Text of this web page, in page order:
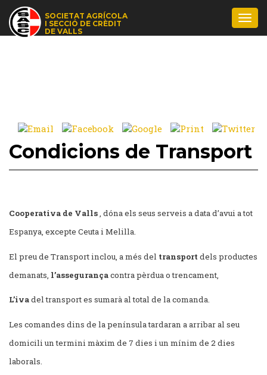
SOCIETAT AGRÍCOLA
I SECCIÓ DE CRÈDIT
DE VALLS
Condicions de Transport
Cooperativa de Valls, dóna els seus serveis a data d’avui a tot
Espanya, excepte Ceuta i Melilla.
El preu de Transport inclou, a més del transport dels productes
demanats, l’assegurançacontra pèrdua o trencament,
L’ivadel transport es sumarà al total de la comanda.
Les comandes dins de la península tardaran a arribar al seu
domicili un termini màxim de 7 dies i un mínim de 2 dies
laborals.